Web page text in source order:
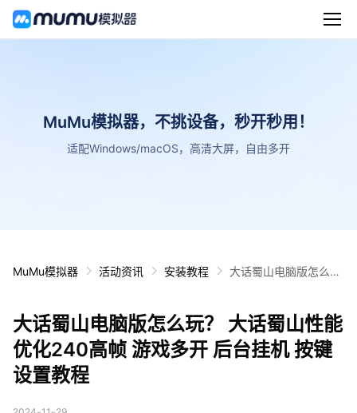
MuMu模拟器，不挑设备，秒开秒用！
适配Windows/macOS，高清大屏，自由多开
MuMu模拟器 活动资讯 安装教程
大话蜀山电脑版怎么
台挂机 按键设置教程
大话蜀山电脑版怎么玩？ 大话蜀山性能
优化240高帧 游戏多开 后台挂机 按键
设置教程